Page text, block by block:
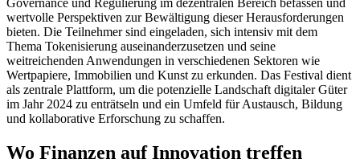
wertvolle Perspektiven zur Bewältigung dieser Herausforderungen
bieten. Die Teilnehmer sind eingeladen, sich intensiv mit dem
Thema Tokenisierung auseinanderzusetzen und seine
weitreichenden Anwendungen in verschiedenen Sektoren wie
Wertpapiere, Immobilien und Kunst zu erkunden. Das Festival dient
als zentrale Plattform, um die potenzielle Landschaft digitaler Güter
im Jahr 2024 zu enträtseln und ein Umfeld für Austausch, Bildung
und kollaborative Erforschung zu schaffen.
Wo Finanzen auf Innovation treffen